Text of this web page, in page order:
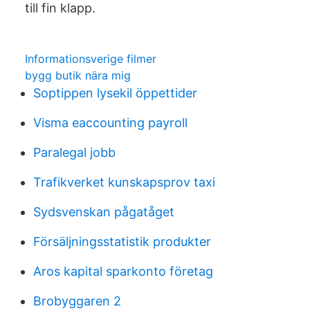
till fin klapp.
Informationsverige filmer
bygg butik nära mig
Soptippen lysekil öppettider
Visma eaccounting payroll
Paralegal jobb
Trafikverket kunskapsprov taxi
Sydsvenskan pågatåget
Försäljningsstatistik produkter
Aros kapital sparkonto företag
Brobyggaren 2